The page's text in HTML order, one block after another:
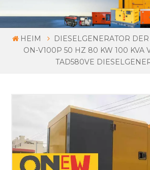
HEIM
DIESELGENERATOR
ON-V100P 50 HZ 80 KW 100 KVA
TAD580VE